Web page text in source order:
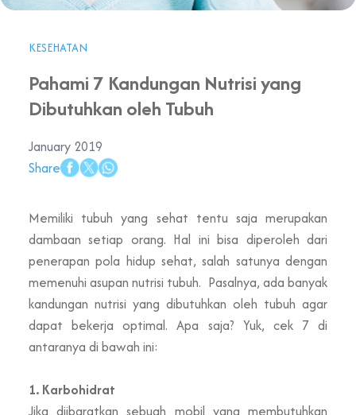
KESEHATAN
Pahami 7 Kandungan Nutrisi yang
Dibutuhkan oleh Tubuh
January 2019
Share
Memiliki tubuh yang sehat tentu saja merupakan
dambaan setiap orang. Hal ini bisa diperoleh dari
penerapan pola hidup sehat, salah satunya dengan
memenuhi asupan nutrisi tubuh. Pasalnya, ada banyak
kandungan nutrisi yang dibutuhkan oleh tubuh agar
dapat bekerja optimal. Apa saja? Yuk, cek 7 di
antaranya di bawah ini:
1. Karbohidrat
Jika diibaratkan sebuah mobil yang membutuhkan